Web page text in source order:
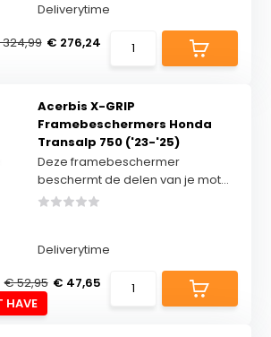
Deliverytime
€ 276,24
HAVE
Acerbis X-GRIP
Framebeschermers Honda
Transalp 750 ('23-'25)
Deze framebeschermer
beschermt de delen van je mot...
Deliverytime
€ 52,95 € 47,65